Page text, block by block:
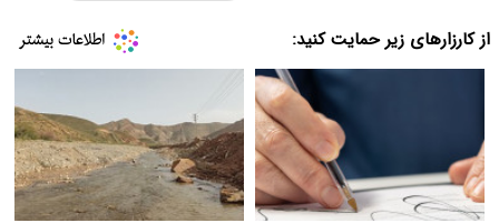
از کارزارهای زیر حمایت کنید: